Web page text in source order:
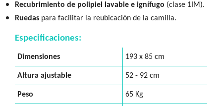
Recubrimiento de polipiel lavable e ignífugo (clase 1IM).
Ruedas para facilitar la reubicación de la camilla.
Especificaciones:
Dimensiones 193 x 85 cm
Altura ajustable 52 - 92 cm
Peso 65 Kg